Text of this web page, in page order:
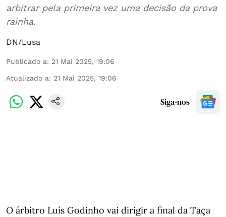
arbitrar pela primeira vez uma decisão da prova
rainha.
DN/Lusa
Publicado a: 21 Mai 2025, 19:06
Atualizado a: 21 Mai 2025, 19:06
Siga-nos
O árbitro Luís Godinho vai dirigir a final da Taça